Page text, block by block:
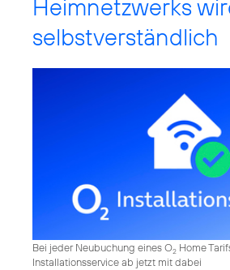
Heimnetzwerks
selbstverständlich
Bei jeder Neubuchung eines O2 Home
Installationsservice ab jetzt mit dabei